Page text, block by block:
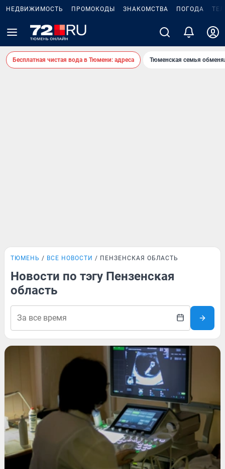
НЕДВИЖИМОСТЬ ПРОМОКОДЫ ЗНАКОМСТВА ПОГОДА
Бесплатная чистая вода в Тюмени: адреса Тюменская семья
ТЮМЕНЬ ВСЕ НОВОСТИ ПЕНЗЕНСКАЯ ОБЛАСТЬ
Новости по тэгу Пензенская
область